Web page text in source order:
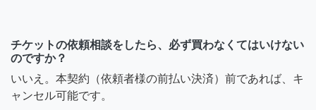
チケットの依頼相談をしたら、必ず買わなくてはいけない
のですか？
いいえ。本契約（依頼者様の前払い決済）前であれば、キ
ャンセル可能です。